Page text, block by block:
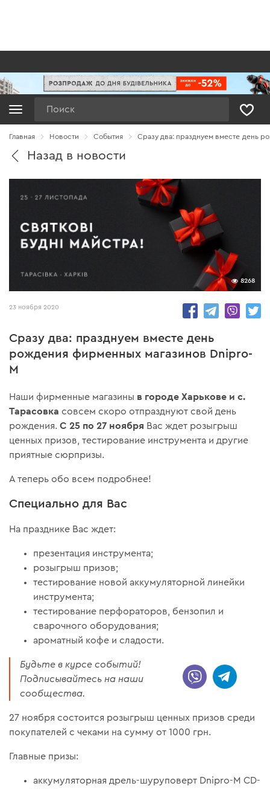
Главная Новости Cобытия Сразу два: празднуем вместе день
Назад в новости
8268
23 ноября 2020
Сразу два: празднуем вместе день
рождения фирменных магазинов Dnipro-
M
Наши фирменные магазины в городе Харькове и с.
Тарасовка совсем скоро отпразднуют свой день
рождения.С 25 по 27 ноября Вас ждет розыгрыш
ценных призов, тестирование инструмента и другие
приятные сюрпризы.
А теперь обо всем подробнее!
Специально для Вас
На празднике Вас ждет:
презентация инструмента;
розыгрыш призов;
тестирование новой аккумуляторной линейки
инструмента;
тестирование перфораторов, бензопил и
сварочного оборудования;
ароматный кофе и сладости.
Будьте в курсе событий!
Подписывайтесь на наши
сообщества.
27 ноября состоится розыгрыш ценных призов среди
покупателей с чеками на сумму от 1000 грн.
Главные призы:
аккумуляторная дрель-шуруповерт Dnipro-M CD-